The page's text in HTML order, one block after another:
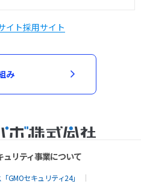
イト採用サイト
み
ュリティ事業について
GMOセキュリティ24」